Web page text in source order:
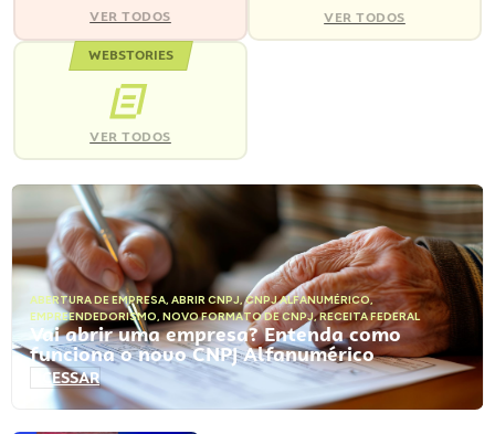
VER TODOS VER TODOS
WEBSTORIES
VER TODOS
ABERTURA DE EMPRESA, ABRIR CNPJ,CNPJ ALFANUMÉRICO,
EMPREENDEDORISMO, NOVO FORMATO DE CNPJ,RECEITA FEDERAL
Vai abrir uma empresa? Entenda como
funciona o novo CNPJ Alfanumérico
ACESSAR